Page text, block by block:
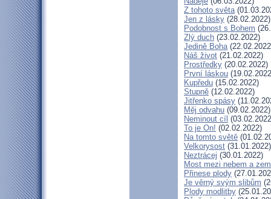
Z tohoto světa
Jen z lásky (28.02.2022)
Podobnost s Bohem
Zlý duch (23.02.2022)
Jedině Boha
Náš život (21.02.2022)
Prostředky (20.02.2022)
První láskou
Kupředu (15.02.2022)
Stupně (12.02.2022)
Jitřenko spásy
Měj odvahu (09.02.2022)
Neminout cíl
To je On! (02.02.2022)
Na tomto světě
Velkorysost (31.01.2022)
Neztrácej (30.01.2022)
Most mezi nebem a
Přinese plody
Je věrný svým slibům
Plody modlitby